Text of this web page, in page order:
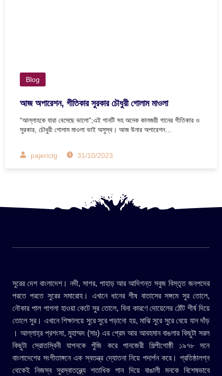
Blog
আজ অপারেশন, গীতিকার সুরকার চৌধুরী গোলাম মাওলা
“আল্লাহকে যারা বেসেছে ভালো”;এই গানটি সহ অনেক কালজয়ী গানের গীতিকার ও
সুরকার, চৌধুরী গোলাম মাওলা ভাই অসুস্থ। আজ উনার অপারেশন…
pajerictg 31/10/2023
সুরের দেশ বাংলাদেশ। নদী, সাগর, পাহাড় আর আদিগন্ত সবুজ বিস্তৃত জনপদের
পরতে পরতে সুরের সমারোহ। এখানে ধানের শীষ বাতাসের সঙ্গমে সুর তোলে,
নৌকার পাল পাগলা হাওয়া কেটে সুর তোলে, বিনা কারণে দোয়েলের ঠোঁট শীর্ষ দিয়ে
তোলে সুর। এখানে শিক্ষালয়ে সুরে সুরে পড়ানো হয়, মাঝি সুরে সুরে বেয়ে যান দাঁড়
। আল্লাহ্র প্রশংসা, মুহাম্মদ (সাঃ) এর প্রেম আর আবহমান বাঙলার কিছুটা সরল
কিছুটা স্রোতস্বিনী যাপনকে পুঁজি করে পানজেরী শিল্পীগোষ্ঠী ১৯৭৮ সনে
বাংলাদেশের সংগীতাঙ্গনে এক স্বতন্ত্র দ্যোতনা নিয়ে পদার্পন করে। প্রতিষ্ঠালগ্ন
থেকেই নিজস্ব সুরস্বাতন্ত্র্যে শতাধিক গান দিয়ে বাঙালী মনকে বিশেষভাবে